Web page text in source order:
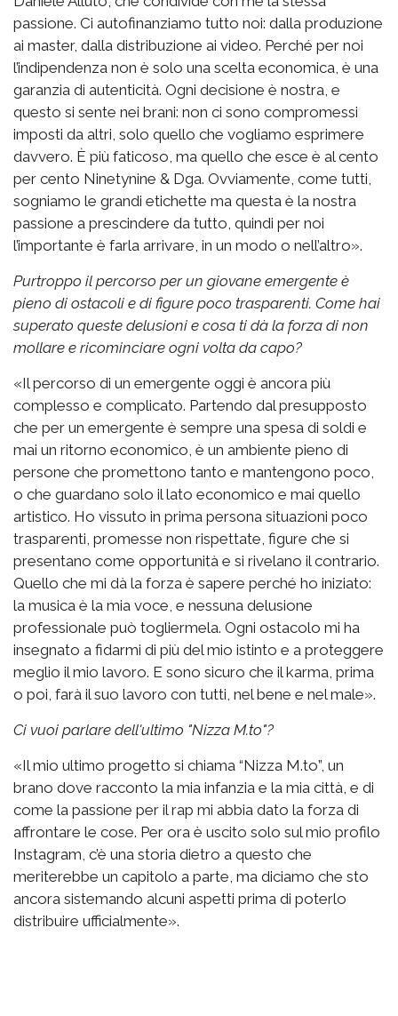
passione. Ci autofinanziamo tutto noi: dalla produzione
ai master, dalla distribuzione ai video. Perché per noi
l’indipendenza non è solo una scelta economica, è una
garanzia di autenticità. Ogni decisione è nostra, e
questo si sente nei brani: non ci sono compromessi
imposti da altri, solo quello che vogliamo esprimere
davvero. È più faticoso, ma quello che esce è al cento
per cento Ninetynine & Dga. Ovviamente, come tutti,
sogniamo le grandi etichette ma questa è la nostra
passione a prescindere da tutto, quindi per noi
l’importante è farla arrivare, in un modo o nell’altro».
Purtroppo il percorso per un giovane emergente è
pieno di ostacoli e di figure poco trasparenti. Come hai
superato queste delusioni e cosa ti dà la forza di non
mollare e ricominciare ogni volta da capo?
«Il percorso di un emergente oggi è ancora più
complesso e complicato. Partendo dal presupposto
che per un emergente è sempre una spesa di soldi e
mai un ritorno economico, è un ambiente pieno di
persone che promettono tanto e mantengono poco,
o che guardano solo il lato economico e mai quello
artistico. Ho vissuto in prima persona situazioni poco
trasparenti, promesse non rispettate, figure che si
presentano come opportunità e si rivelano il contrario.
Quello che mi dà la forza è sapere perché ho iniziato:
la musica è la mia voce, e nessuna delusione
professionale può togliermela. Ogni ostacolo mi ha
insegnato a fidarmi di più del mio istinto e a proteggere
meglio il mio lavoro. E sono sicuro che il karma, prima
o poi, farà il suo lavoro con tutti, nel bene e nel male».
Ci vuoi parlare dell'ultimo "Nizza M.to"?
«Il mio ultimo progetto si chiama “Nizza M.to”, un
brano dove racconto la mia infanzia e la mia città, e di
come la passione per il rap mi abbia dato la forza di
affrontare le cose. Per ora è uscito solo sul mio profilo
Instagram, c’è una storia dietro a questo che
meriterebbe un capitolo a parte, ma diciamo che sto
ancora sistemando alcuni aspetti prima di poterlo
distribuire ufficialmente».